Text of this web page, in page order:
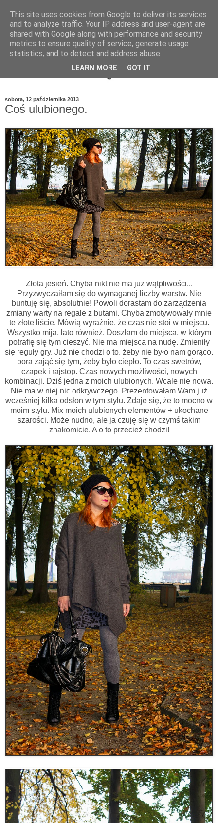
sobota, 12 października 2013
Coś ulubionego.
Złota jesień. Chyba nikt nie ma już wątpliwości...
Przyzwyczaiłam się do wymaganej liczby warstw. Nie
buntuję się, absolutnie! Powoli dorastam do zarządzenia
zmiany warty na regale z butami. Chyba zmotywowały mnie
te złote liście. Mówią wyraźnie, że czas nie stoi w miejscu.
Wszystko mija, lato również. Doszłam do miejsca, w którym
potrafię się tym cieszyć. Nie ma miejsca na nudę. Zmieniły
się reguły gry. Już nie chodzi o to, żeby nie było nam gorąco,
pora zająć się tym, żeby było ciepło. To czas swetrów,
czapek i rajstop. Czas nowych możliwości, nowych
kombinacji. Dziś jedna z moich ulubionych. Wcale nie nowa.
Nie ma w niej nic odkrywczego. Prezentowałam Wam już
wcześniej kilka odsłon w tym stylu. Zdaje się, że to mocno w
moim stylu. Mix moich ulubionych elementów + ukochane
szarości. Może nudno, ale ja czuję się w czymś takim
znakomicie. A o to przecież chodzi!
This site uses cookies from Google to deliver its services
and to analyze traffic. Your IP address and user-agent are
shared with Google along with performance and security
metrics to ensure quality of service, generate usage
statistics, and to detect and address abuse.
LEARN MORE GOT IT